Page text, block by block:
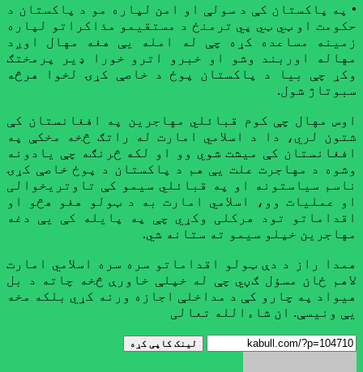
• په پاکستان کې د سولې او امن لپاره مو د پاکستان د
حکومت او ټي ټي پي ترمنځ د مستقیمو مذاکراتو لپاره
زمینه مساعده کړه چې له امله یې هغه مهال اوږد
مهاله اوربند وشو او خبرو اترو خورا ډير پرمختګ
وکړ چې بیا د پاکستان پوځ د خاصې کړۍ لخوا هرڅه
سبوتاژ شول.
اوس مهال چې کوم قبائلي مهاجرين په افغانستان کې
شتون لري، دا د اسلامي امارت له راتګ څخه مخکې په
افغانستان کې میشت شوي وو او لکه څرنګه چې یادونه
وشوه د مهاجرت علت يې هم د پاکستان د پوځ خاصې کړۍ
ناسم سیاستونه او په قبائلي سيمو کې تاوتريخوالی
او عمليات وو، اسلامي امارت به د ټولو هغو هڅو او
اقداماتو تود هرکلی وکړي چې په پایله کې يې دغه
مهاجرين خپلو سيمو ته ستانه شي.
همدا راز د دې ټولو اقداماتو سره سره اسلامي امارت
لاهم ځان مسؤل ګڼي چې له خپلې خاورې څخه چاته د بل
هیواد په چارو کې د مداخلې اجازه ورنه کړي بلکه مخه
یې ونیسې. ان شاءالله تعالی
لینک کاپی کړه